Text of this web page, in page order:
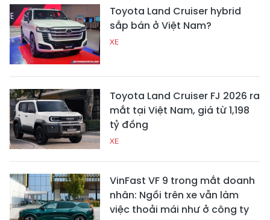
Toyota Land Cruiser hybrid
sắp bán ở Việt Nam?
XE
Toyota Land Cruiser FJ 2026 ra
mắt tại Việt Nam, giá từ 1,198
tỷ đồng
XE
VinFast VF 9 trong mắt doanh
nhân: Ngồi trên xe vẫn làm
việc thoải mái như ở công ty